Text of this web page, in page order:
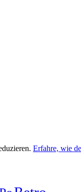
Erfahre, wie